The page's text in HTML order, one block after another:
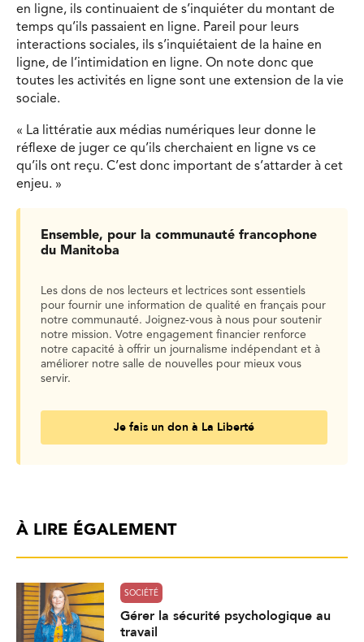
en ligne, ils continuaient de s’inquiéter du montant de
temps qu’ils passaient en ligne. Pareil pour leurs
interactions sociales, ils s’inquiétaient de la haine en
ligne, de l’intimidation en ligne. On note donc que
toutes les activités en ligne sont une extension de la vie
sociale.
« La littératie aux médias numériques leur donne le
réflexe de juger ce qu’ils cherchaient en ligne vs ce
qu’ils ont reçu. C’est donc important de s’attarder à cet
enjeu. »
Ensemble, pour la communauté francophone
du Manitoba
Les dons de nos lecteurs et lectrices sont essentiels
pour fournir une information de qualité en français pour
notre communauté. Joignez-vous à nous pour soutenir
notre mission. Votre engagement financier renforce
notre capacité à offrir un journalisme indépendant et à
améliorer notre salle de nouvelles pour mieux vous
servir.
Je fais un don à La Liberté
À LIRE ÉGALEMENT
SOCIÉTÉ
Gérer la sécurité psychologique au
travail